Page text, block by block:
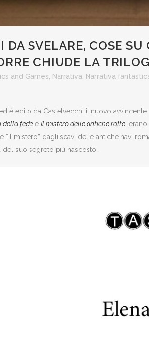
DA SVELARE, COSE
CHIUDE LA
and Games Narrativa Narrativa
è edito da Castelvecchi il nuovo
della fede e Il mistero delle antiche rotte ,
, e “Il mistero” dagli scavi delle antiche navi
del suo segreto più nascosto.